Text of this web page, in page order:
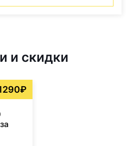
и скидки